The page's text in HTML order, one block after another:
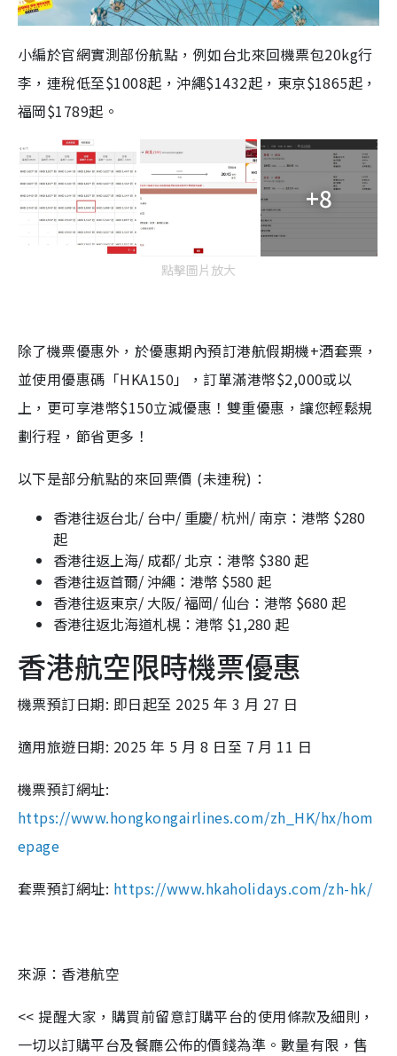
小編於官網實測部份航點，例如台北來回機票包20kg行
李，連稅低至$1008起，沖繩$1432起，東京$1865起，
福岡$1789起。
+8
點擊圖片放大
除了機票優惠外，於優惠期內預訂港航假期機+酒套票，
並使用優惠碼「HKA150」，訂單滿港幣$2,000或以
上，更可享港幣$150立減優惠！雙重優惠，讓您輕鬆規
劃行程，節省更多！
以下是部分航點的來回票價 (未連稅)：
香港往返台北/ 台中/ 重慶/ 杭州/ 南京：港幣 $280
起
香港往返上海/ 成都/ 北京：港幣 $380 起
香港往返首爾/ 沖繩：港幣 $580 起
香港往返東京/ 大阪/ 福岡/ 仙台：港幣 $680 起
香港往返北海道札榥：港幣 $1,280 起
香港航空限時機票優惠
機票預訂日期: 即日起至 2025 年 3 月 27 日
適用旅遊日期: 2025 年 5 月 8 日至 7 月 11 日
機票預訂網址:
https://www.hongkongairlines.com/zh_HK/hx/hom
epage
套票預訂網址: https://www.hkaholidays.com/zh-hk/
來源：香港航空
<< 提醒大家，購買前留意訂購平台的使用條款及細則，
一切以訂購平台及餐廳公佈的價錢為準。數量有限，售